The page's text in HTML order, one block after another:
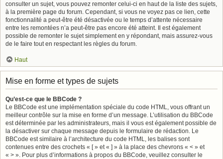
consulter un sujet, vous pouvez remonter celui-ci en haut de la liste des sujets,
à la première page du forum. Cependant, si vous ne voyez pas ce lien, cette
fonctionnalité a peut-être été désactivée ou le temps d’attente nécessaire
entre les remontées n’a peut-être pas encore été atteint. Il est également
possible de remonter le sujet simplement en y répondant, mais assurez-vous
de le faire tout en respectant les règles du forum.
Haut
Mise en forme et types de sujets
Qu’est-ce que le BBCode ?
Le BBCode est une implémentation spéciale du code HTML, vous offrant un
meilleur contrôle sur la mise en forme d’un message. L’utilisation du BBCode
est déterminée par les administrateurs, mais il vous est également possible de
la désactiver sur chaque message depuis le formulaire de rédaction. Le
BBCode est similaire à l’architecture du code HTML, les balises sont
contenues entre des crochets « [ » et « ] » à la place des chevrons « < » et
« > ». Pour plus d’informations à propos du BBCode, veuillez consulter le